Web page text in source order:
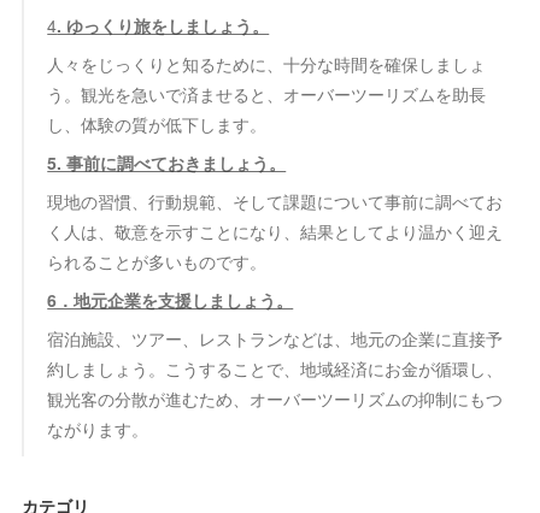
4. ゆっくり旅をしましょう。
人々をじっくりと知るために、十分な時間を確保しましょ
う。観光を急いで済ませると、オーバーツーリズムを助長
し、体験の質が低下します。
5. 事前に調べておきましょう。
現地の習慣、行動規範、そして課題について事前に調べてお
く人は、敬意を示すことになり、結果としてより温かく迎え
られることが多いものです。
6．地元企業を支援しましょう。
宿泊施設、ツアー、レストランなどは、地元の企業に直接予
約しましょう。こうすることで、地域経済にお金が循環し、
観光客の分散が進むため、オーバーツーリズムの抑制にもつ
ながります。
カテゴリ